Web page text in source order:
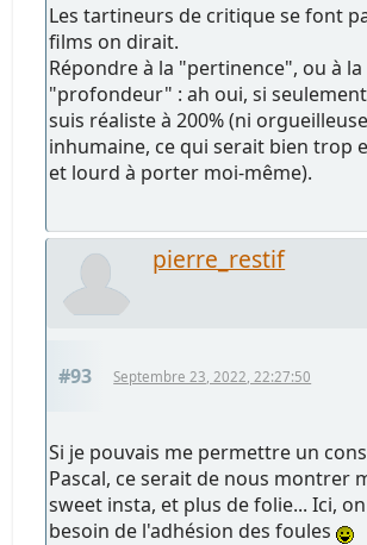
Les tartineurs de critique se font
films on dirait.
Répondre à la "pertinence", ou à la
"profondeur" : ah oui, si
suis réaliste à 200% (ni
inhumaine, ce qui serait bien trop
et lourd à porter moi-même).
pierre_restif
#93 Septembre 23, 2022, 22:27:50
Si je pouvais me permettre un
Pascal, ce serait de nous montrer
sweet insta, et plus de folie... Ici,
besoin de l'adhésion des foules